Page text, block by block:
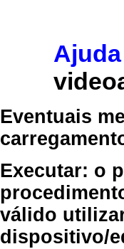
Eventuais
Executar: o
válido
dispositivo/